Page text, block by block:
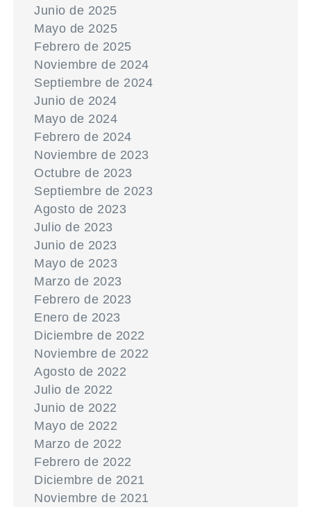
Junio de 2025
Mayo de 2025
Febrero de 2025
Noviembre de 2024
Septiembre de 2024
Junio de 2024
Mayo de 2024
Febrero de 2024
Noviembre de 2023
Octubre de 2023
Septiembre de 2023
Agosto de 2023
Julio de 2023
Junio de 2023
Mayo de 2023
Marzo de 2023
Febrero de 2023
Enero de 2023
Diciembre de 2022
Noviembre de 2022
Agosto de 2022
Julio de 2022
Junio de 2022
Mayo de 2022
Marzo de 2022
Febrero de 2022
Diciembre de 2021
Noviembre de 2021